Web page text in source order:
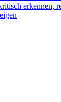
erkennen,